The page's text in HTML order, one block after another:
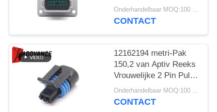
Automotive-
Schakelaars met Flens
Onderhandelbaar MOQ:100 EENHEDEN
CONTACT
12162194 metri-Pak
150,2 van Aptiv Reeks
Vrouwelijke 2 Pin Pull-
To-Seat Connector For
Coolant Sensor
Onderhandelbaar MOQ:100 EENHEDEN
CONTACT